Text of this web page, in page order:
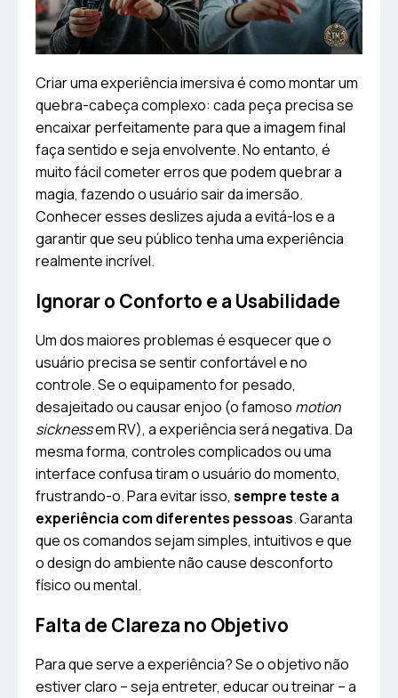
Criar uma experiência imersiva é como montar um
quebra-cabeça complexo: cada peça precisa se
encaixar perfeitamente para que a imagem final
faça sentido e seja envolvente. No entanto, é
muito fácil cometer erros que podem quebrar a
magia, fazendo o usuário sair da imersão.
Conhecer esses deslizes ajuda a evitá-los e a
garantir que seu público tenha uma experiência
realmente incrível.
Ignorar o Conforto e a Usabilidade
Um dos maiores problemas é esquecer que o
usuário precisa se sentir confortável e no
controle. Se o equipamento for pesado,
desajeitado ou causar enjoo (o famoso motion
sicknessem RV), a experiência será negativa. Da
mesma forma, controles complicados ou uma
interface confusa tiram o usuário do momento,
frustrando-o. Para evitar isso, sempre teste a
experiência com diferentes pessoas. Garanta
que os comandos sejam simples, intuitivos e que
o design do ambiente não cause desconforto
físico ou mental.
Falta de Clareza no Objetivo
Para que serve a experiência? Se o objetivo não
estiver claro – seja entreter, educar ou treinar – a